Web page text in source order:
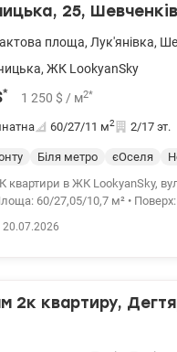
без комиссии Айпара
25,
площа, Лук'янівка,
, ЖК LookyanSky
* 1 250 $ / м2*
60/27/11 м2 2/17 эт.
Біля метро єОселя
квартири в ЖК LookyanSky,
60/27,05/10,7 м² •
ринок, аптеки,
• Транспорт: 7 хвилин
2к квартиру,